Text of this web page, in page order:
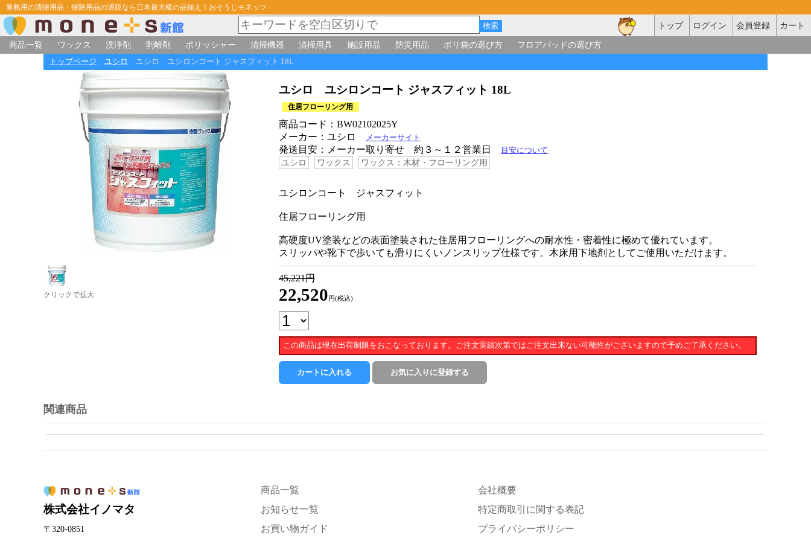
業務用の清掃用品・掃除用品の通販なら日本最大級の品揃え！おそうじモネッツ
トップ ログイン 会員登録
カート
商品一覧
ワックス 洗浄剤 剥離剤 ポリッシャー 清掃機器 清掃用具 施設用品 防災用品 ポリ袋の選び方 フロアパッドの選び方
トップページ ユシロ ユシロ ユシロンコート ジャスフィット 18L
クリックで拡大
ユシロ ユシロンコート ジャスフィット 18L
住居フローリング用
商品コード：BW02102025Y
メーカー：ユシロ
メーカーサイト
発送目安：メーカー取り寄せ 約３～１２営業日 目安について
ユシロ ワックス ワックス：木材・フローリング用
ユシロンコート ジャスフィット
住居フローリング用
高硬度UV塗装などの表面塗装された住居用フローリングへの耐水性・密着性に極めて優れています。
スリッパや靴下で歩いても滑りにくいノンスリップ仕様です。木床用下地剤としてご使用いただけます。
45,221円
22,520 円(税込)
この商品は現在出荷制限をおこなっております。ご注文実績次第ではご注文出来ない可能性がございますので予めご了承ください。
関連商品
株式会社イノマタ
〒320-0851
商品一覧
お知らせ一覧
お買い物ガイド
会社概要
特定商取引に関する表記
プライバシーポリシー